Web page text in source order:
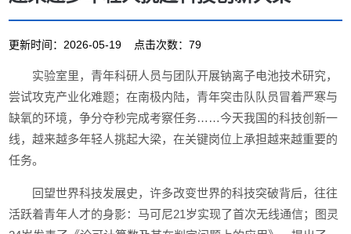
更新时间：2026-05-19 点击次数：79
实验室里，青年科研人员与团队开展钠离子电池技术研究，
尝试攻克产业化难题；在南极内陆，青年突击队队员冒着严寒与
缺氧的环境，争分夺秒完成考察任务……今天我国的科技创新一
线，越来越多年轻人挑起大梁，在关键岗位上承担越来越重要的
任务。
回望世界科技发展史，许多改变世界的科技突破背后，往往
活跃着青年人才的身影：马可尼21岁实现了首次无线通信；图灵